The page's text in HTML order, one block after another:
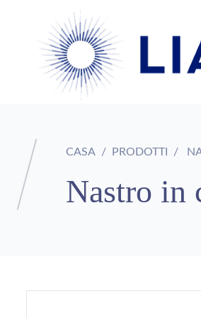
CASA PRODOTTI
Nastro in